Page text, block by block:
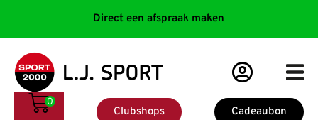
Direct een afspraak maken
Cadeaubon
Clubshops
0